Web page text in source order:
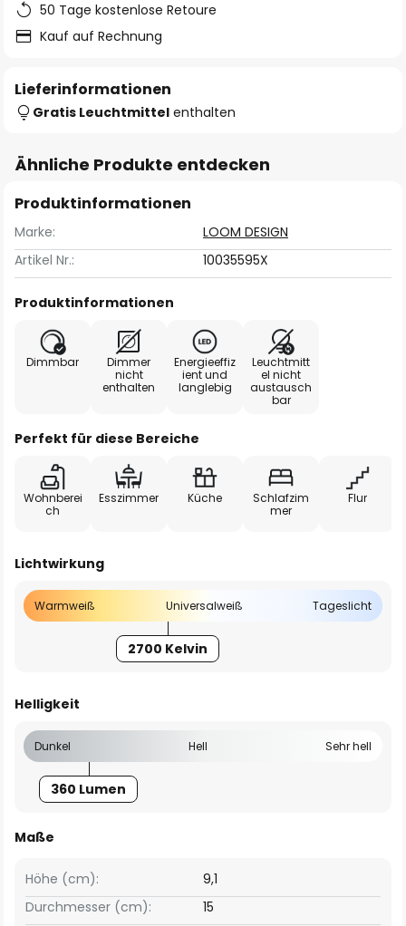
50 Tage kostenlose Retoure
Kauf auf Rechnung
Lieferinformationen
Gratis Leuchtmittel enthalten
Ähnliche Produkte entdecken
Produktinformationen
Marke:
LOOM DESIGN
Artikel Nr.:
10035595X
Produktinformationen
Dimmbar
Dimmer
nicht
enthalten
Energieeffiz
ient und
langlebig
Leuchtmitt
el nicht
austausch
bar
Perfekt für diese Bereiche
Wohnberei
ch
Esszimmer Küche
Schlafzim
mer
Flur
Lichtwirkung
Warmweiß Universalweiß Tageslicht
2700 Kelvin
Helligkeit
Dunkel Hell Sehr hell
360 Lumen
Maße
Höhe (cm):
9,1
Durchmesser (cm):
15